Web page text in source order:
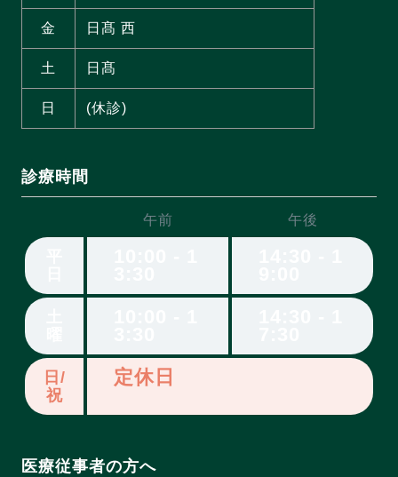
金 日髙 西
土 日髙
日 (休診)
診療時間
午前 午後
日/
祝
定休日
医療従事者の方へ